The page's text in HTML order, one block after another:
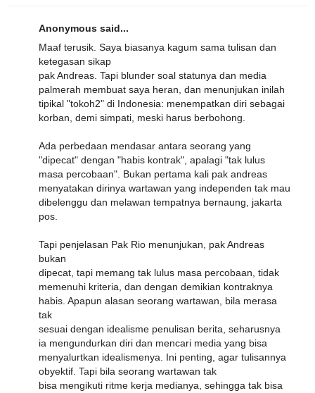
Anonymous said...
Maaf terusik. Saya biasanya kagum sama tulisan dan
ketegasan sikap
pak Andreas. Tapi blunder soal statunya dan media
palmerah membuat saya heran, dan menunjukan inilah
tipikal "tokoh2" di Indonesia: menempatkan diri sebagai
korban, demi simpati, meski harus berbohong.
Ada perbedaan mendasar antara seorang yang
"dipecat" dengan "habis kontrak", apalagi "tak lulus
masa percobaan". Bukan pertama kali pak andreas
menyatakan dirinya wartawan yang independen tak mau
dibelenggu dan melawan tempatnya bernaung, jakarta
pos.
Tapi penjelasan Pak Rio menunjukan, pak Andreas
bukan
dipecat, tapi memang tak lulus masa percobaan, tidak
memenuhi kriteria, dan dengan demikian kontraknya
habis. Apapun alasan seorang wartawan, bila merasa
tak
sesuai dengan idealisme penulisan berita, seharusnya
ia mengundurkan diri dan mencari media yang bisa
menyalurtkan idealismenya. Ini penting, agar tulisannya
obyektif. Tapi bila seorang wartawan tak
bisa mengikuti ritme kerja medianya, sehingga tak bisa